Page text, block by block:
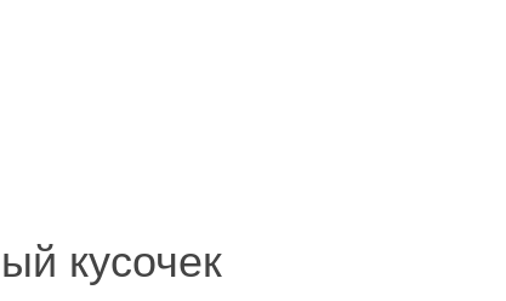
кусочек